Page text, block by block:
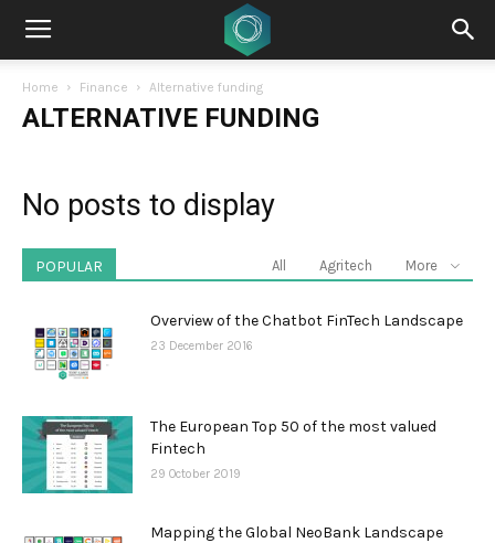
Home Finance Alternative funding
ALTERNATIVE FUNDING
No posts to display
POPULAR All Agritech More
Overview of the Chatbot FinTech Landscape
23 December 2016
The European Top 50 of the most valued
Fintech
29 October 2019
Mapping the Global NeoBank Landscape